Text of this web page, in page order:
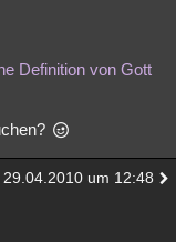
Definition von Gott
29.04.2010 um 12:48